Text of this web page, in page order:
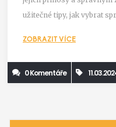
užitečné tipy, jak vybrat
ZOBRAZIT VÍCE
0 Komentáře